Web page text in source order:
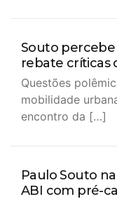
Souto
rebate críticas
Questões
mobilidade
encontro da […]
Paulo Souto
ABI com pré-